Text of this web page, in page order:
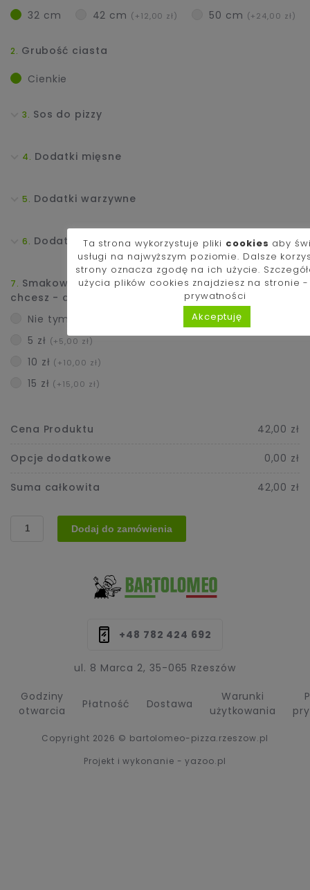
32 cm 42 cm (+12,00 zł) 50 cm (+24,00 zł)
Grubość ciasta
Cienkie
Sos do pizzy
Dodatki mięsne
Dodatki warzywne
Dodatki Exclusive i Sery
Smakowało Ci i zamawiasz kolejny raz? Jeśli
chcesz - dorzuć napiwek dla kucharza :)
Nie tym razem
5 zł (+5,00 zł)
10 zł (+10,00 zł)
15 zł (+15,00 zł)
Cena Produktu 42,00 zł
Opcje dodatkowe 0,00 zł
Suma całkowita 42,00 zł
ilość
Dodaj do zamówienia
+48 782 424 692
ul. 8 Marca 2, 35-065 Rzeszów
Godziny
otwarcia
Płatność Dostawa
Warunki
użytkowania
Copyright 2026 © bartolomeo-pizza.rzeszow.pl
Projekt i wykonanie - yazoo.pl
Ta strona wykorzystuje pliki cookies aby
usługi na najwyższym poziomie. Dalsze
strony oznacza zgodę na ich użycie.
użycia plików cookies znajdziesz na stronie
prywatności
Akceptuję